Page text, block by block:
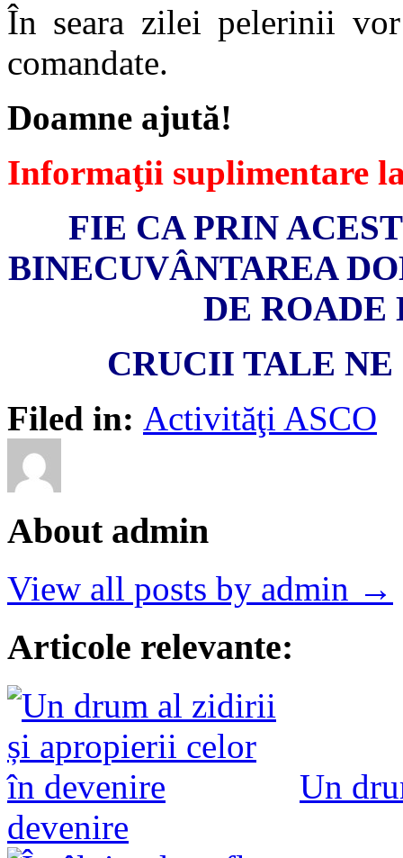
În seara zilei pelerinii
comandate.
Doamne ajută!
Informaţii suplimentare
FIE CA PRIN
BINECUVÂNTAREA
DE ROADE
CRUCII TALE
Filed in: Activităţi ASCO
About admin
View all posts by admin →
Articole relevante:
Un
devenire